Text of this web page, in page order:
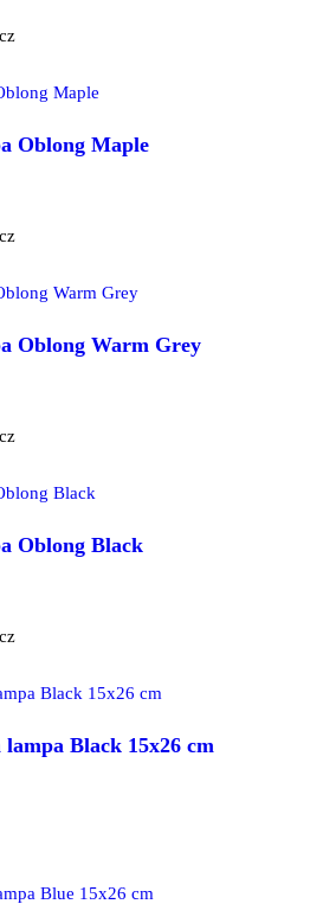
Oblong Maple
Oblong Warm Grey
Oblong Black
Black 15x26 cm